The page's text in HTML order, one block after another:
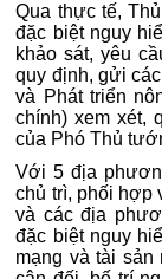
Qua thực tế,
đặc biệt nguy
khảo sát, yêu
quy định, gửi
và Phát triển
chính) xem xét,
của Phó Thủ
Với 5 địa
chủ trì, phối hợp
và các địa
đặc biệt nguy
mạng và tài